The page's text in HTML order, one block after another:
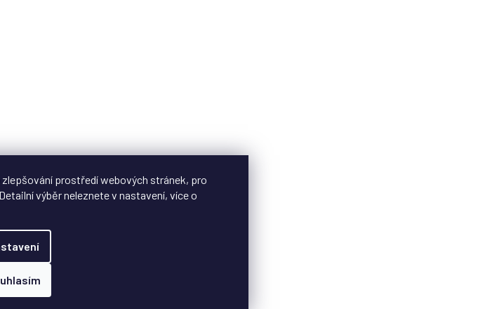
prostředí webových stránek, pro
výběr neleznete v nastavení, více o
neznámých galaxií.